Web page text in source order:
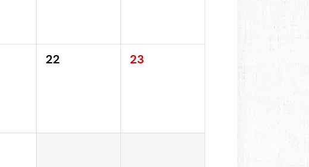
22 23